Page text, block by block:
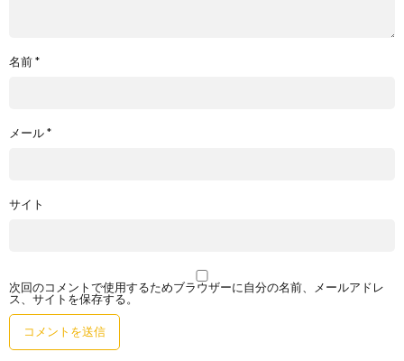
名前*
メール*
サイト
次回のコメントで使用するためブラウザーに自分の名前、メールアドレ
ス、サイトを保存する。